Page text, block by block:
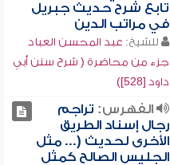
تابع شرح حديث جبريل
في مراتب الدين
للشيخ: عبد المحسن العباد
جزء من محاضرة ( شرح سنن أبي
داود [528])
الفهرس: تراجم
رجال إسناد الطريق
الأخرى لحديث (... مثل
الجليس الصالح كمثل